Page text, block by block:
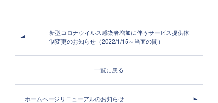
新型コロナウイルス感染者増加に伴うサービス提供体
制変更のお知らせ（2022/1/15～当面の間）
一覧に戻る
ホームページリニューアルのお知らせ